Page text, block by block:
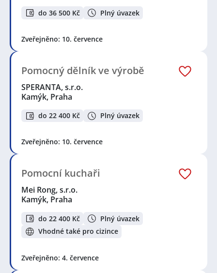
do 36 500 Kč Plný úvazek
Zveřejněno: 10. července
Pomocný dělník ve výrobě
SPERANTA, s.r.o.
Kamýk, Praha
do 22 400 Kč Plný úvazek
Zveřejněno: 10. července
Pomocní kuchaři
Mei Rong, s.r.o.
Kamýk, Praha
do 22 400 Kč
Plný úvazek
Vhodné také pro cizince
Zveřejněno: 4. července